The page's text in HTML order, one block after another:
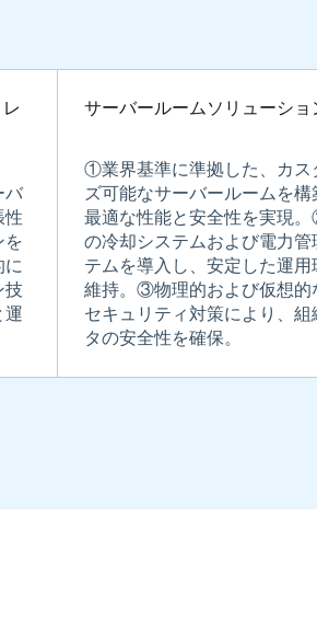
バ
性
を
に
技
運
サーバールームソリューショ
①業界基準に準拠した、カス
ズ可能なサーバールームを構
最適な性能と安全性を実現
の冷却システムおよび電力管
テムを導入し、安定した運用
維持。③物理的および仮想的
セキュリティ対策により、組
タの安全性を確保。